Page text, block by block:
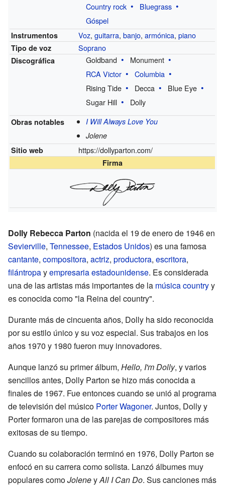
Country rock
Bluegrass
Góspel
Instrumentos Voz,guitarra,banjo,armónica,piano
Tipo de voz Soprano
Discográfica Goldband
Monument
RCA Victor
Columbia
Rising Tide
Decca
Blue Eye
Sugar Hill
Dolly
Obras notables
I Will Always Love You
Jolene
Sitio web
https://dollyparton.com/
Firma
Dolly Rebecca Parton (nacida el 19 de enero de 1946 en
Sevierville, Tennessee, Estados Unidos) es una famosa
cantante, compositora, actriz, productora, escritora,
filántropayempresariaestadounidense. Es considerada
una de las artistas más importantes de la música countryy
es conocida como "la Reina del country".
Durante más de cincuenta años, Dolly ha sido reconocida
por su estilo único y su voz especial. Sus trabajos en los
años 1970 y 1980 fueron muy innovadores.
Aunque lanzó su primer álbum, Hello, I'm Dolly, y varios
sencillos antes, Dolly Parton se hizo más conocida a
finales de 1967. Fue entonces cuando se unió al programa
de televisión del músico Porter Wagoner. Juntos, Dolly y
Porter formaron una de las parejas de compositores más
exitosas de su tiempo.
Cuando su colaboración terminó en 1976, Dolly Parton se
enfocó en su carrera como solista. Lanzó álbumes muy
populares comoJoleneyAll I Can Do. Sus canciones más